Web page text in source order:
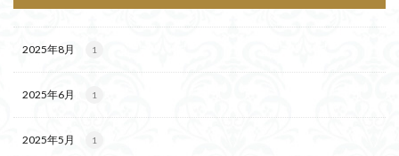
2025年8月 1
2025年6月 1
2025年5月 1